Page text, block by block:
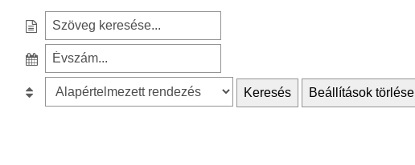
e
c
z
e
Keresés Beállítások törlése